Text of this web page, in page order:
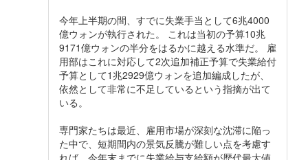
今年上半期の間、すでに失業手当として6兆4000
億ウォンが執行された。 これは当初の予算10兆
9171億ウォンの半分をはるかに越える水準だ。 雇
用部はこれに対応して2次追加補正予算で失業給付
予算として1兆2929億ウォンを追加編成したが、
依然として非常に不足しているという指摘が出て
いる。
専門家たちは最近、雇用市場が深刻な沈滞に陥っ
た中で、短期間内の景気反騰が難しい点を考慮す
れば、今年末までに失業給与支給額が歴代最大値